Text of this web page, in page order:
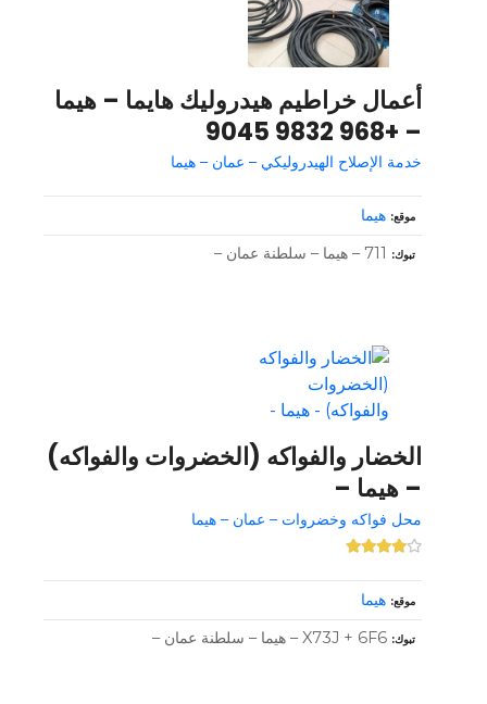
أعمال خراطيم هيدروليك هايما – هيما
– +968 9832 9045
خدمة الإصلاح الهيدروليكي – عمان – هيما
موقع هيما
تبوك 711 – هيما – سلطنة عمان –
الخضار والفواكه (الخضروات والفواكه)
– هيما –
محل فواكه وخضروات – عمان – هيما
موقع هيما
تبوك X73J + 6F6 – هيما – سلطنة عمان –